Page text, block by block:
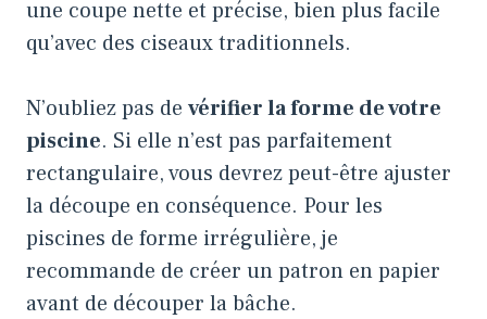
une coupe nette et précise, bien plus facile
qu’avec des ciseaux traditionnels.
N’oubliez pas de vérifier la forme de votre
piscine. Si elle n’est pas parfaitement
rectangulaire, vous devrez peut-être ajuster
la découpe en conséquence. Pour les
piscines de forme irrégulière, je
recommande de créer un patron en papier
avant de découper la bâche.